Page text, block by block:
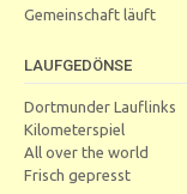
Gemeinschaft läuft
LAUFGEDÖNSE
Dortmunder Lauflinks
Kilometerspiel
All over the world
Frisch gepresst